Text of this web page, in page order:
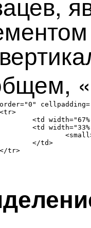
td>
valign="top">
with left margin</small>
td>